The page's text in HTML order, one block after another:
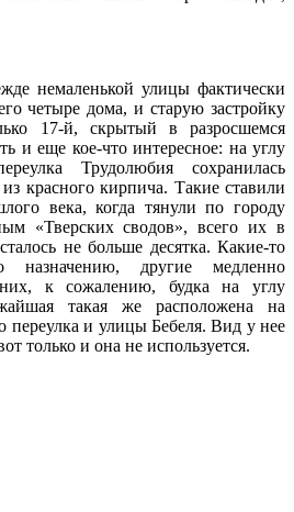
немаленькой улицы фактически
четыре дома, и старую застройку
17-й, скрытый в разросшемся
и еще кое-что интересное: на углу
Трудолюбия сохранилась
красного кирпича. Такие ставили
века, когда тянули по городу
«Тверских сводов», всего их в
не больше десятка. Какие-то
назначению, другие медленно
к сожалению, будка на углу
такая же расположена на
переулка и улицы Бебеля. Вид у нее
только и она не используется.